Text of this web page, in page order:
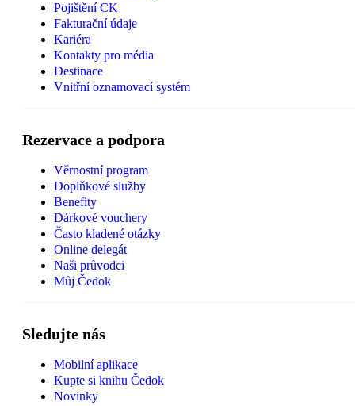
Pojištění CK
Fakturační údaje
Kariéra
Kontakty pro média
Destinace
Vnitřní oznamovací systém
Rezervace a podpora
Věrnostní program
Doplňkové služby
Benefity
Dárkové vouchery
Často kladené otázky
Online delegát
Naši průvodci
Můj Čedok
Sledujte nás
Mobilní aplikace
Kupte si knihu Čedok
Novinky